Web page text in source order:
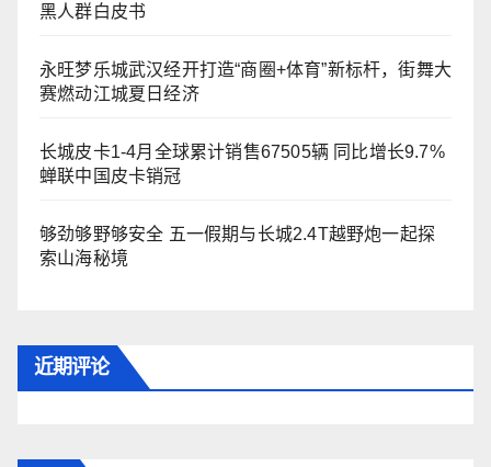
黑人群白皮书
永旺梦乐城武汉经开打造“商圈+体育”新标杆，街舞大
赛燃动江城夏日经济
长城皮卡1-4月全球累计销售67505辆 同比增长9.7%
蝉联中国皮卡销冠
够劲够野够安全 五一假期与长城2.4T越野炮一起探
索山海秘境
近期评论